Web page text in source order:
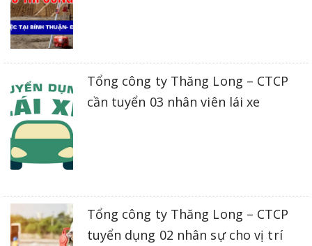
Tổng công ty Thăng Long – CTCP
cần tuyển 03 nhân viên lái xe
Tổng công ty Thăng Long – CTCP
tuyển dụng 02 nhân sự cho vị trí